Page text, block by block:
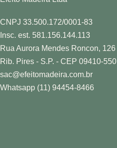
CNPJ 33.500.172/0001-83
Insc. est. 581.156.144.113
Rua Aurora Mendes Roncon, 126
Rib. Pires - S.P. - CEP 09410-550
sac@efeitomadeira.com.br
Whatsapp (11) 94454-8466